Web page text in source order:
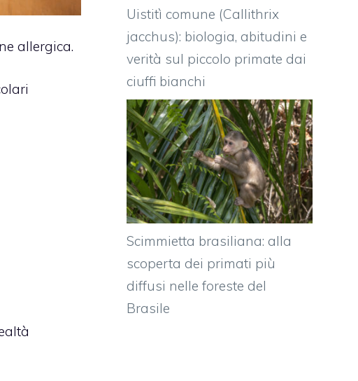
allergica.
Uistitì comune (Callithrix
jacchus): biologia, abitudini e
verità sul piccolo primate dai
ciuffi bianchi
Scimmietta brasiliana: alla
scoperta dei primati più
diffusi nelle foreste del
Brasile